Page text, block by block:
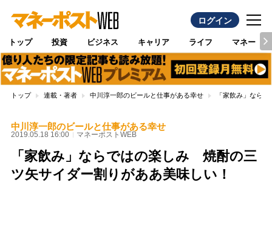
ログイン
トップ 投資 ビジネス キャリア ライフ マネー
トップ 連載・著者 中川淳一郎のビールと仕事がある幸せ 「家飲み」なら
中川淳一郎のビールと仕事がある幸せ
2019.05.18 16:00 マネーポストWEB
「家飲み」ならではの楽しみ 焼酎の三
ツ矢サイダー割りがああ美味しい！